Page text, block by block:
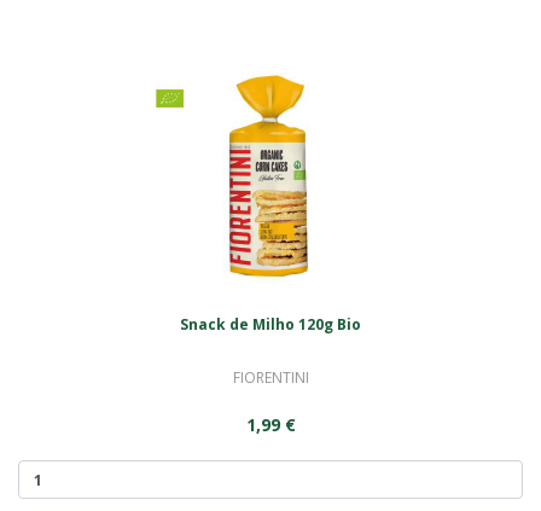
Snack de Milho 120g Bio
FIORENTINI
1,99 €